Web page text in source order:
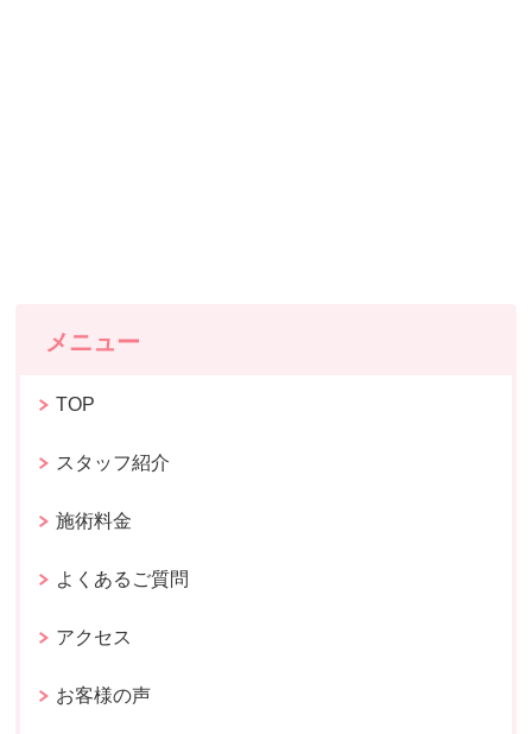
メニュー
TOP
スタッフ紹介
施術料金
よくあるご質問
アクセス
お客様の声